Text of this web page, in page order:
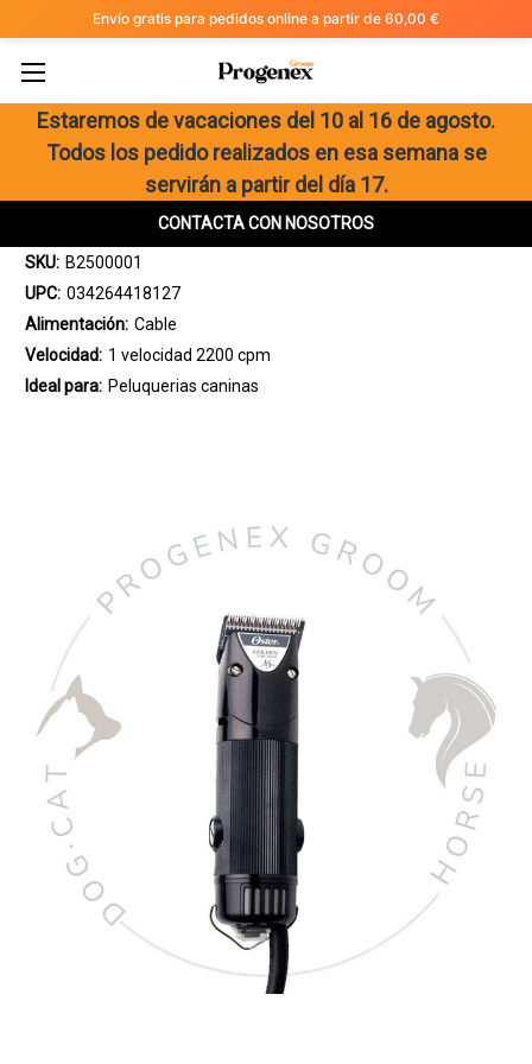
Envío gratis para pedidos online a partir de 60,00 €
Estaremos de vacaciones del 10 al 16 de agosto.
Todos los pedido realizados en esa semana se
servirán a partir del día 17.
CONTACTA CON NOSOTROS
Esquiladora Oster A5 55
SKU: B2500001
UPC: 034264418127
Alimentación: Cable
Velocidad: 1 velocidad 2200 cpm
Ideal para: Peluquerias caninas